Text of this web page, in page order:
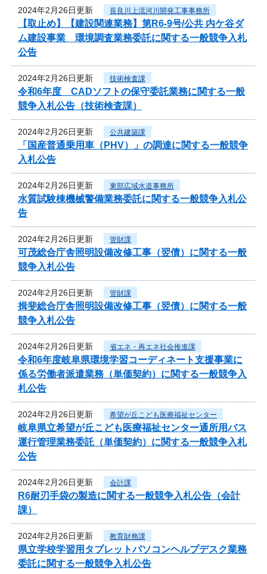
2024年2月26日更新 長良川上流河川開発工事事務所
【取止め】【建設関連業務】第R6-9号/公共 内ケ谷ダ
ム建設事業 環境調査業務委託に関する一般競争入札
公告
2024年2月26日更新 技術検査課
令和6年度 CADソフトの保守委託業務に関する一般
競争入札公告（技術検査課）
2024年2月26日更新 公共建築課
「国産普通乗用車（PHV）」の調達に関する一般競争
入札公告
2024年2月26日更新 東部広域水道事務所
水質試験棟機械警備業務委託に関する一般競争入札公
告
2024年2月26日更新 管財課
可茂総合庁舎照明設備改修工事（翌債）に関する一般
競争入札公告
2024年2月26日更新 管財課
揖斐総合庁舎照明設備改修工事（翌債）に関する一般
競争入札公告
2024年2月26日更新 省エネ・再エネ社会推進課
令和6年度岐阜県環境学習コーディネート支援事業に
係る労働者派遣業務（単価契約）に関する一般競争入
札公告
2024年2月26日更新 希望が丘こども医療福祉センター
岐阜県立希望が丘こども医療福祉センター通所用バス
運行管理業務委託（単価契約）に関する一般競争入札
公告
2024年2月26日更新 会計課
R6耐刃手袋の製造に関する一般競争入札公告（会計
課）
2024年2月26日更新 教育財務課
県立学校学習用タブレットパソコンヘルプデスク業務
委託に関する一般競争入札公告